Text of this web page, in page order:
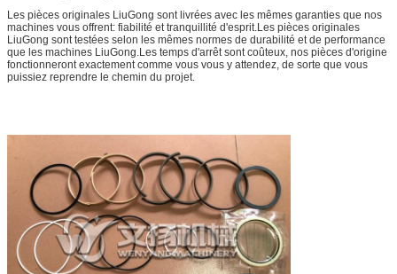
Quantité de bonne qualité
Origine
Chine continentale
Le paquet
Casse en bois ou en carton
Les pièces originales LiuGong sont livrées avec les mêmes garanties que nos
machines vous offrent: fiabilité et tranquillité d'esprit.Les pièces originales
LiuGong sont testées selon les mêmes normes de durabilité et de performance
que les machines LiuGong.Les temps d'arrêt sont coûteux, nos pièces d'origine
fonctionneront exactement comme vous vous y attendez, de sorte que vous
puissiez reprendre le chemin du projet.